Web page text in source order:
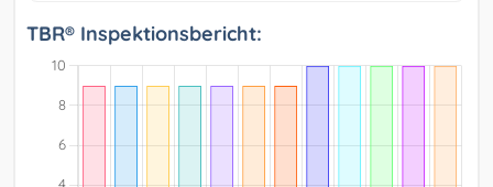
TBR® Inspektionsbericht: